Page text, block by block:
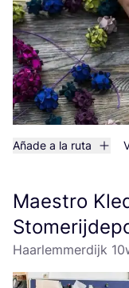
Añade a la ruta
Maestro
Haarlemmerdijk